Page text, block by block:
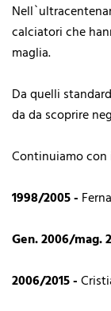
calciatori che
maglia.
Da quelli
da da scoprire
Continuiamo con
1998/2005 -
Gen. 2006/mag.
2006/2015 -